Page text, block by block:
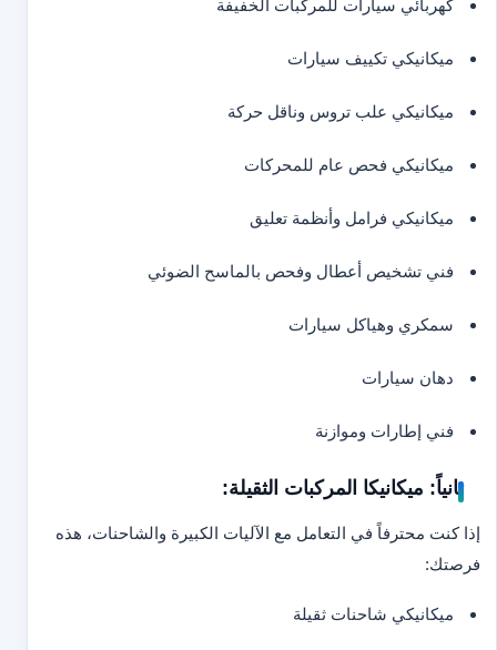
كهربائي سيارات للمركبات الخفيفة
ميكانيكي تكييف سيارات
ميكانيكي علب تروس وناقل حركة
ميكانيكي فحص عام للمحركات
ميكانيكي فرامل وأنظمة تعليق
فني تشخيص أعطال وفحص بالماسح الضوئي
سمكري وهياكل سيارات
دهان سيارات
فني إطارات وموازنة
ثانياً: ميكانيكا المركبات الثقيلة:
إذا كنت محترفاً في التعامل مع الآليات الكبيرة والشاحنات، هذه
فرصتك:
ميكانيكي شاحنات ثقيلة